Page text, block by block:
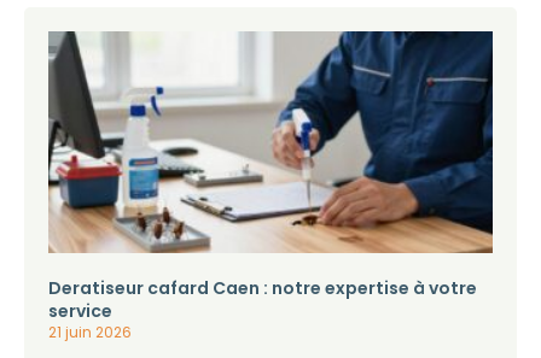
Deratiseur cafard Caen : notre expertise à votre
service
21 juin 2026